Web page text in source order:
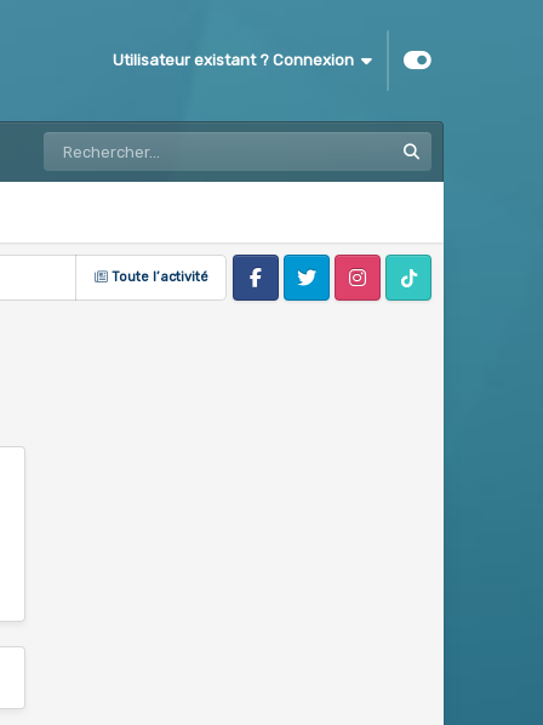
Utilisateur existant ? Connexion
Toute l’activité
FacebookTwitter InstagramTik Tok